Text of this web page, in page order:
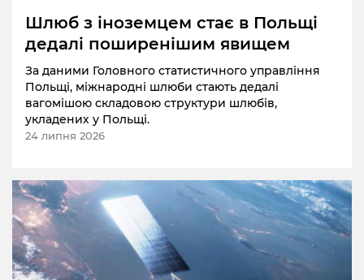
Шлюб з іноземцем стає в Польщі
дедалі поширенішим явищем
За даними Головного статистичного управління
Польщі, міжнародні шлюби стають дедалі
вагомішою складовою структури шлюбів,
укладених у Польщі.
24 липня 2026